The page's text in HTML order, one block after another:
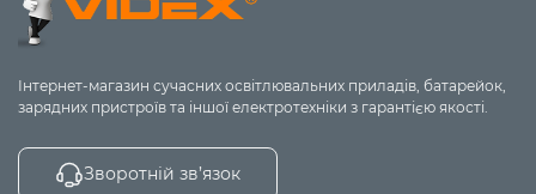
Інтернет-магазин сучасних освітлювальних приладів, батарейок,
зарядних пристроїв та іншої електротехніки з гарантією якості.
Зворотній зв’язок